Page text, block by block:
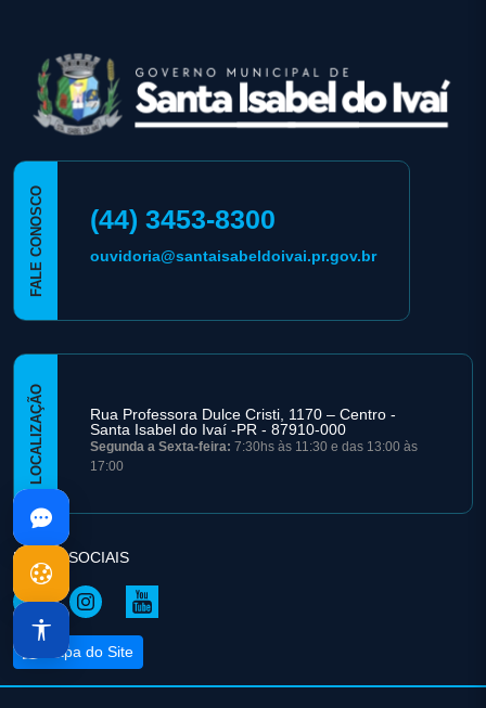
FALE CONOSCO (44) 3453-8300
ouvidoria@santaisabeldoivai.pr.gov.br
LOCALIZAÇÃO
Rua Professora Dulce Cristi, 1170 – Centro -
Santa Isabel do Ivaí -PR - 87910-000
Segunda a Sexta-feira: 7:30hs às 11:30 e das 13:00 às
17:00
REDES SOCIAIS
Mapa do Site